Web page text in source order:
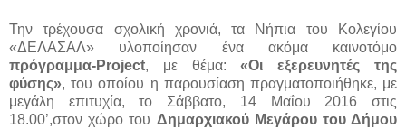
Την τρέχουσα σχολική χρονιά, τα Νήπια του Κολεγίου
«ΔΕΛΑΣΑΛ» υλοποίησαν ένα ακόμα καινοτόμο
πρόγραμμα-Project, με θέμα:«Οι εξερευνητές της
φύσης», του οποίου η παρουσίαση πραγματοποιήθηκε, με
μεγάλη επιτυχία, το Σάββατο, 14 Μαΐου 2016 στις
18.00’,στον χώρο του Δημαρχιακού Μεγάρου του Δήμου